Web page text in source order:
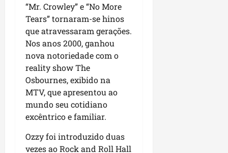
“Mr. Crowley” e “No More
Tears” tornaram-se hinos
que atravessaram gerações.
Nos anos 2000, ganhou
nova notoriedade com o
reality show The
Osbournes, exibido na
MTV, que apresentou ao
mundo seu cotidiano
excêntrico e familiar.
Ozzy foi introduzido duas
vezes ao Rock and Roll Hall